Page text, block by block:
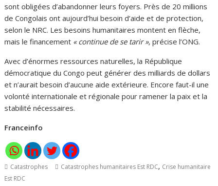
sont obligées d’abandonner leurs foyers. Près de 20 millions
de Congolais ont aujourd’hui besoin d’aide et de protection,
selon le NRC. Les besoins humanitaires montent en flèche,
mais le financement « continue de se tarir », précise l’ONG.
Avec d’énormes ressources naturelles, la République
démocratique du Congo peut générer des milliards de dollars
et n’aurait besoin d’aucune aide extérieure. Encore faut-il une
volonté internationale et régionale pour ramener la paix et la
stabilité nécessaires.
Franceinfo
Catastrophes Catastrophes humanitaires Est RDC, Crise humanitaire
Est RDC